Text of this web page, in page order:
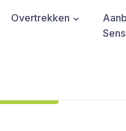
Overtrekken